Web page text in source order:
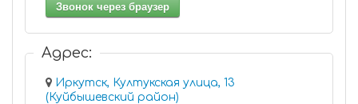
Звонок через браузер
Адрес:
Иркутск, Култукская улица, 13
(Куйбышевский район)